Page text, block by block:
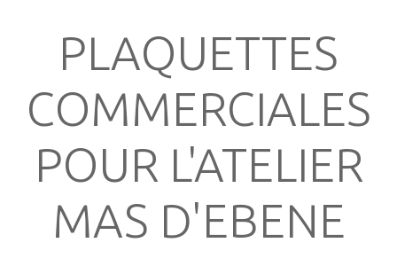
PLAQUETTES
COMMERCIALES
POUR L'ATELIER
MAS D'EBENE